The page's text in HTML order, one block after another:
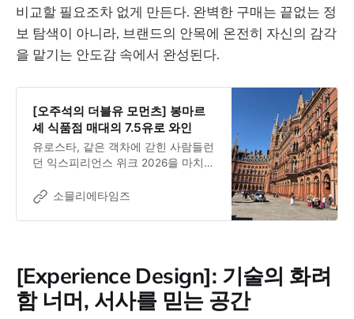
비교할 필요조차 없게 만든다. 완벽한 구매는 끝없는 정
보 탐색이 아니라, 브랜드의 안목에 온전히 자신의 감각
을 맡기는 안도감 속에서 완성된다.
[오주석의 더블유 모먼츠] 봉마르
셰 식품점 매대의 7.5유로 와인
유로스타, 같은 객차에 갇힌 사람들런
던 익스피리언스 위크 2026을 마치고
남짓. 도시의 중심에서 도시의 중심으
킬로가 넘는 트렁크를 직접 들어 올려
야 했다. 연약한 할머니, 어린 학생, 작
은 체구의 여행자에게 유로스타는 기
소믈리에타임즈
[Experience Design]: 기술의 화려
함 너머, 서사를 믿는 공간